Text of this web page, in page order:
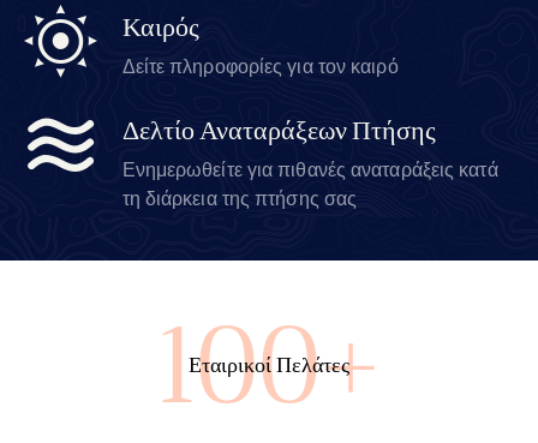
Καιρός
Δείτε πληροφορίες για τον καιρό
Δελτίο Αναταράξεων Πτήσης
Ενημερωθείτε για πιθανές αναταράξεις κατά
τη διάρκεια της πτήσης σας
100+
Εταιρικοί Πελάτες